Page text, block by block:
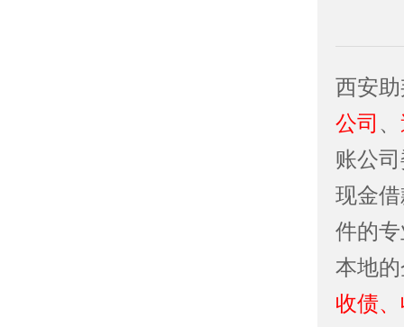
西安
公司 、
账公
现金
件的
本地
收债